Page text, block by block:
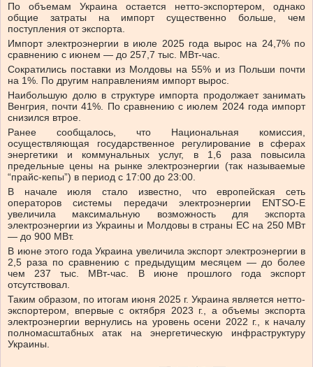
По объемам Украина остается нетто-экспортером, однако
общие затраты на импорт существенно больше, чем
поступления от экспорта.
Импорт электроэнергии в июле 2025 года вырос на 24,7% по
сравнению с июнем — до 257,7 тыс. МВт-час.
Сократились поставки из Молдовы на 55% и из Польши почти
на 1%. По другим направлениям импорт вырос.
Наибольшую долю в структуре импорта продолжает занимать
Венгрия, почти 41%. По сравнению с июлем 2024 года импорт
снизился втрое.
Ранее сообщалось, что Национальная комиссия,
осуществляющая государственное регулирование в сферах
энергетики и коммунальных услуг, в 1,6 раза повысила
предельные цены на рынке электроэнергии (так называемые
“прайс-кепы”) в период с 17:00 до 23:00.
В начале июля стало известно, что европейская сеть
операторов системы передачи электроэнергии ENTSO-E
увеличила максимальную возможность для экспорта
электроэнергии из Украины и Молдовы в страны ЕС на 250 МВт
— до 900 МВт.
В июне этого года Украина увеличила экспорт электроэнергии в
2,5 раза по сравнению с предыдущим месяцем — до более
чем 237 тыс. МВт-час. В июне прошлого года экспорт
отсутствовал.
Таким образом, по итогам июня 2025 г. Украина является нетто-
экспортером, впервые с октября 2023 г., а объемы экспорта
электроэнергии вернулись на уровень осени 2022 г., к началу
полномасштабных атак на энергетическую инфраструктуру
Украины.